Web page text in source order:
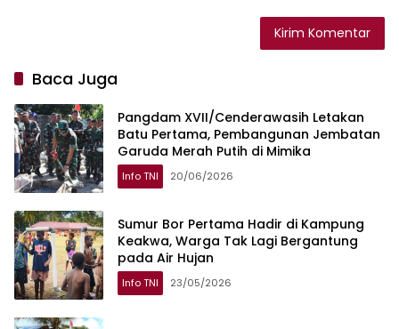
Baca Juga
Pangdam XVII/Cenderawasih Letakan
Batu Pertama, Pembangunan Jembatan
Garuda Merah Putih di Mimika
Info TNI 20/06/2026
Sumur Bor Pertama Hadir di Kampung
Keakwa, Warga Tak Lagi Bergantung
pada Air Hujan
Info TNI 23/05/2026